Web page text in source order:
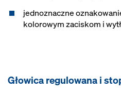
jednoznaczne
kolorowym zaciskom i
Głowica regulowana i